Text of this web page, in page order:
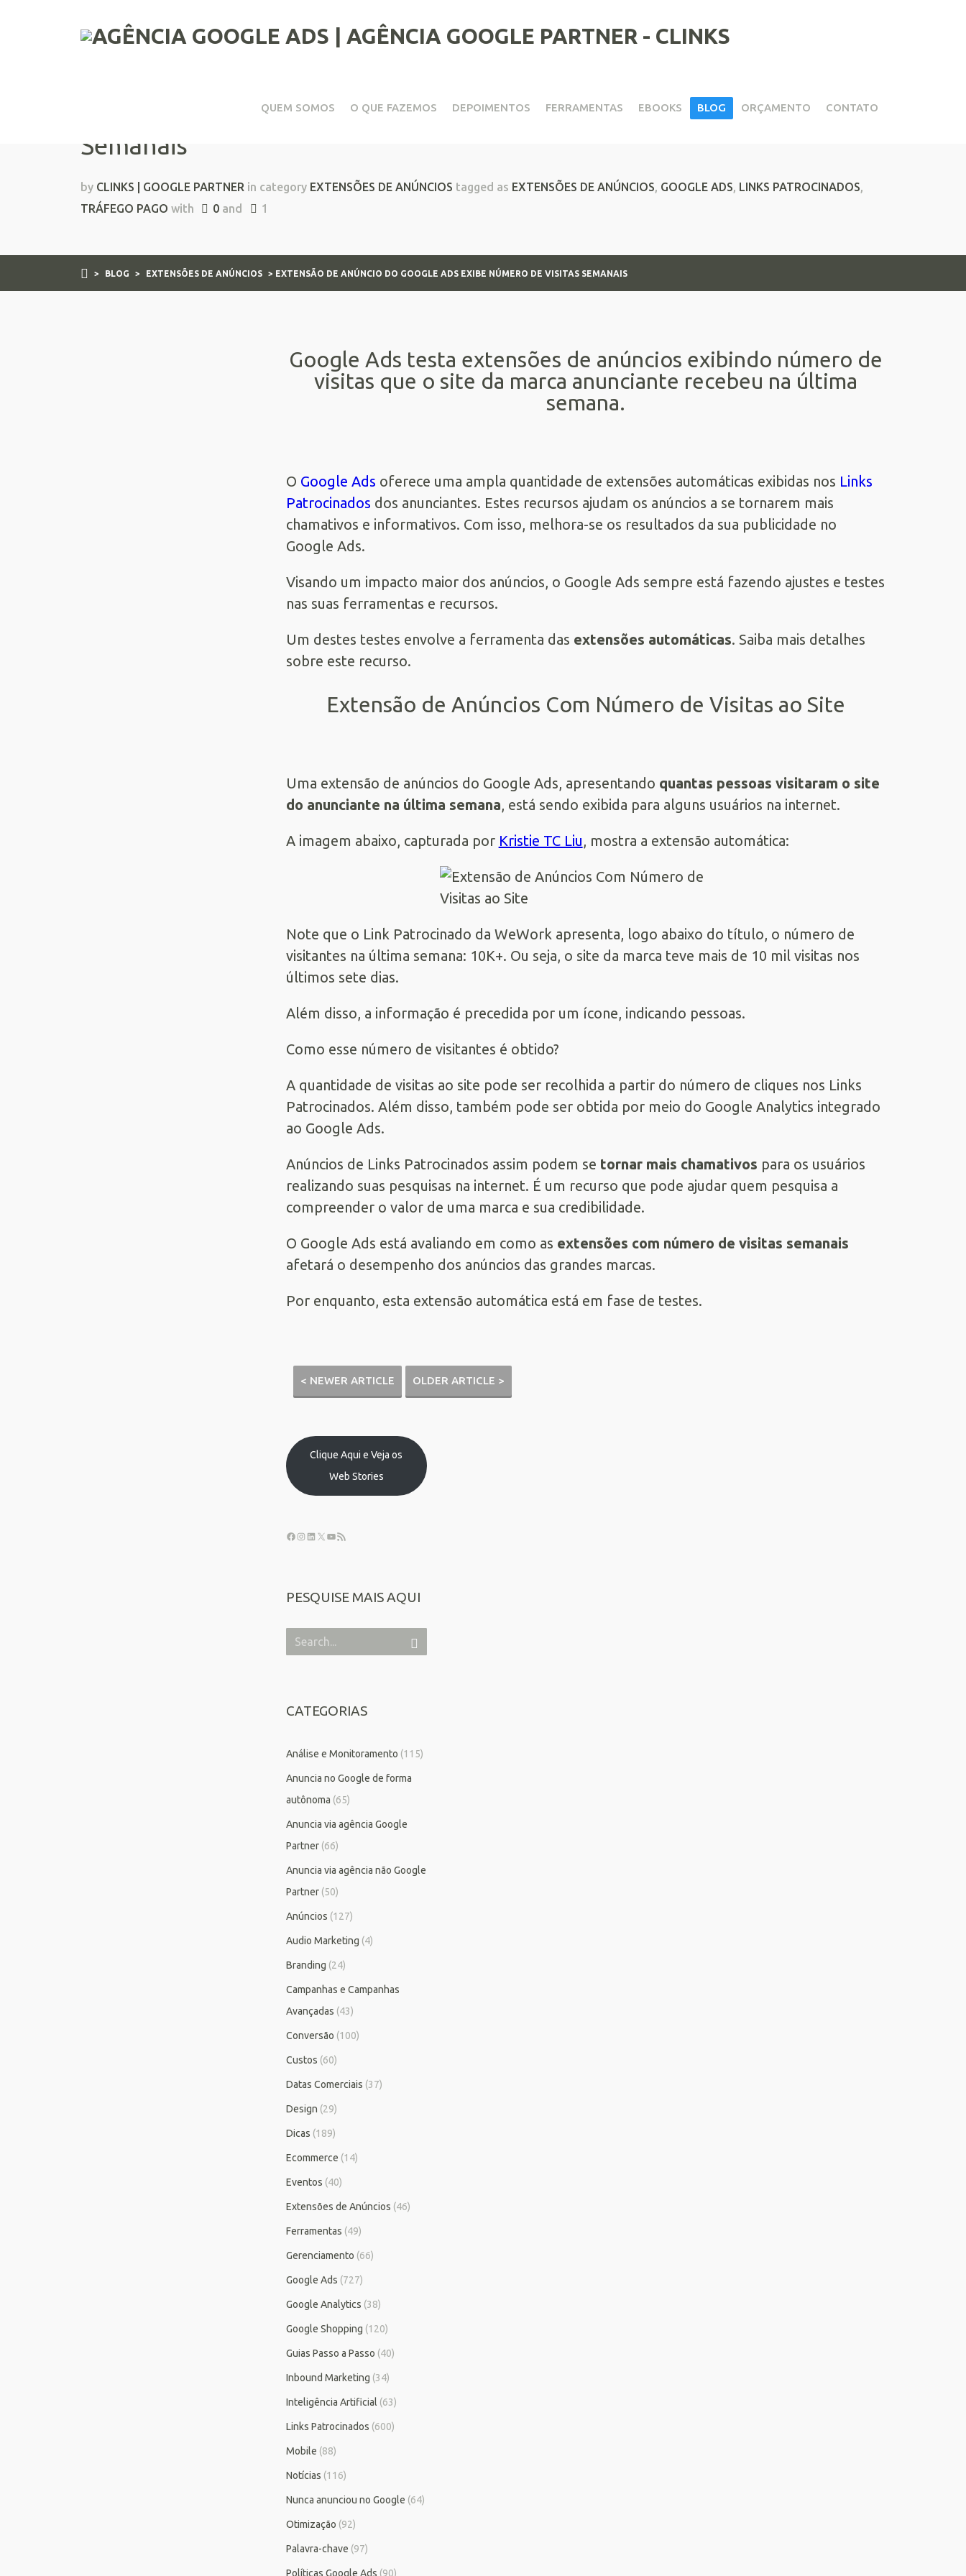
QUEM SOMOS O QUE FAZEMOS DEPOIMENTOS FERRAMENTAS EBOOKS BLOG ORÇAMENTO CONTATO
Extensão de Anúncio do Google Ads Exibe Número de Visitas
Semanais
by CLINKS | GOOGLE PARTNER in category EXTENSÕES DE ANÚNCIOS tagged as EXTENSÕES DE ANÚNCIOS, GOOGLE ADS, LINKS PATROCINADOS,
TRÁFEGO PAGO with 0 and 1
> BLOG > EXTENSÕES DE ANÚNCIOS > EXTENSÃO DE ANÚNCIO DO GOOGLE ADS EXIBE NÚMERO DE VISITAS SEMANAIS
Google Ads testa extensões de anúncios exibindo número de
visitas que o site da marca anunciante recebeu na última
semana.
O Google Ads oferece uma ampla quantidade de extensões automáticas exibidas nos Links
Patrocinados dos anunciantes. Estes recursos ajudam os anúncios a se tornarem mais
chamativos e informativos. Com isso, melhora-se os resultados da sua publicidade no
Google Ads.
Visando um impacto maior dos anúncios, o Google Ads sempre está fazendo ajustes e testes
nas suas ferramentas e recursos.
Um destes testes envolve a ferramenta das extensões automáticas. Saiba mais detalhes
sobre este recurso.
Extensão de Anúncios Com Número de Visitas ao Site
Uma extensão de anúncios do Google Ads, apresentando quantas pessoas visitaram o site
do anunciante na última semana, está sendo exibida para alguns usuários na internet.
A imagem abaixo, capturada por Kristie TC Liu, mostra a extensão automática:
Note que o Link Patrocinado da WeWork apresenta, logo abaixo do título, o número de
visitantes na última semana: 10K+. Ou seja, o site da marca teve mais de 10 mil visitas nos
últimos sete dias.
Além disso, a informação é precedida por um ícone, indicando pessoas.
Como esse número de visitantes é obtido?
A quantidade de visitas ao site pode ser recolhida a partir do número de cliques nos Links
Patrocinados. Além disso, também pode ser obtida por meio do Google Analytics integrado
ao Google Ads.
Anúncios de Links Patrocinados assim podem se tornar mais chamativos para os usuários
realizando suas pesquisas na internet. É um recurso que pode ajudar quem pesquisa a
compreender o valor de uma marca e sua credibilidade.
O Google Ads está avaliando em como as extensões com número de visitas semanais
afetará o desempenho dos anúncios das grandes marcas.
Por enquanto, esta extensão automática está em fase de testes.
< NEWER ARTICLE OLDER ARTICLE >
Clique Aqui e Veja os
Web Stories
PESQUISE MAIS AQUI
CATEGORIAS
Análise e Monitoramento (115)
Anuncia no Google de forma
autônoma (65)
Anuncia via agência Google
Partner(66)
Anuncia via agência não Google
Partner(50)
Anúncios (127)
Audio Marketing (4)
Branding (24)
Campanhas e Campanhas
Avançadas (43)
Conversão (100)
Custos (60)
Datas Comerciais (37)
Design (29)
Dicas (189)
Ecommerce (14)
Eventos (40)
Extensões de Anúncios (46)
Ferramentas (49)
Gerenciamento (66)
Google Ads (727)
Google Analytics (38)
Google Shopping (120)
Guias Passo a Passo (40)
Inbound Marketing (34)
Inteligência Artificial (63)
Links Patrocinados (600)
Mobile (88)
Notícias (116)
Nunca anunciou no Google (64)
Otimização (92)
Palavra-chave (97)
Políticas Google Ads (90)